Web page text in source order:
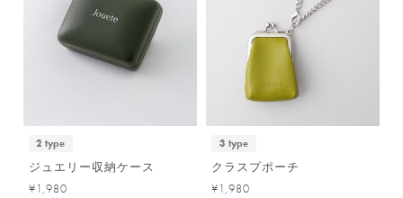
2 type
ジュエリー収納ケース
¥1,980
3 type
クラスプポーチ
¥1,980